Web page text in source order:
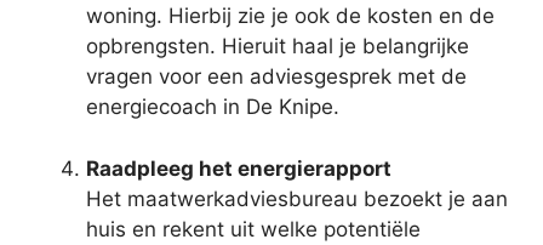
woning. Hierbij zie je ook de kosten en de
opbrengsten. Hieruit haal je belangrijke
vragen voor een adviesgesprek met de
energiecoach in De Knipe.
Raadpleeg het energierapport
Het maatwerkadviesbureau bezoekt je aan
huis en rekent uit welke potentiële